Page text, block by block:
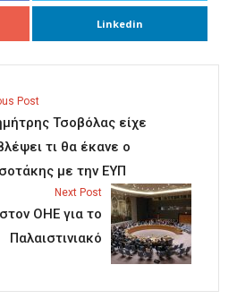
Linkedin
Post
Τσοβόλας είχε
τι θα έκανε ο
με την ΕΥΠ
Next Post
ΟΗΕ για το
Παλαιστινιακό